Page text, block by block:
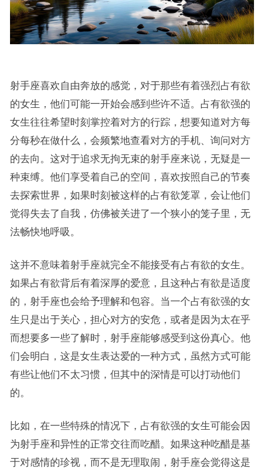
射手座喜欢自由奔放的感觉，对于那些有着强烈占有欲
的女生，他们可能一开始会感到些许不适。占有欲强的
女生往往希望时刻掌控着对方的行踪，想要知道对方每
分每秒在做什么，会频繁地查看对方的手机、询问对方
的去向。这对于追求无拘无束的射手座来说，无疑是一
种束缚。他们享受着自己的空间，喜欢按照自己的节奏
去探索世界，如果时刻被这样的占有欲笼罩，会让他们
觉得失去了自我，仿佛被关进了一个狭小的笼子里，无
法畅快地呼吸。
这并不意味着射手座就完全不能接受有占有欲的女生。
如果占有欲背后有着深厚的爱意，且这种占有欲是适度
的，射手座也会给予理解和包容。当一个占有欲强的女
生只是出于关心，担心对方的安危，或者是因为太在乎
而想要多一些了解时，射手座能够感受到这份真心。他
们会明白，这是女生表达爱的一种方式，虽然方式可能
有些让他们不太习惯，但其中的深情是可以打动他们
的。
比如，在一些特殊的情况下，占有欲强的女生可能会因
为射手座和异性的正常交往而吃醋。如果这种吃醋是基
于对感情的珍视，而不是无理取闹，射手座会觉得这是